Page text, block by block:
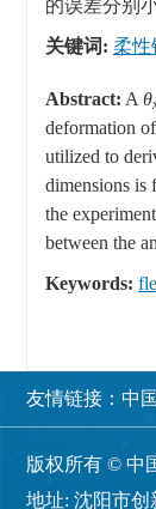
的误差分别
关键词: 柔性
Abstract: A θ
deformation
utilized to
dimensions is
the
between the
Keywords:
友情链接： 中
版权所有 © 中
地址: 沈阳市创